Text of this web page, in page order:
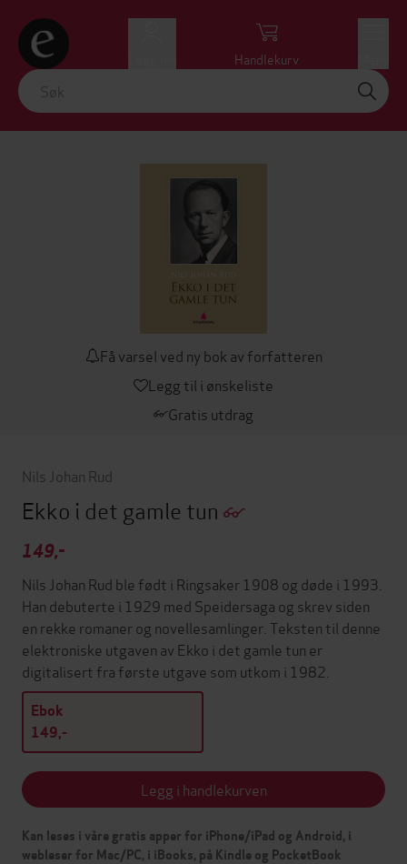
Handlekurv
Få varsel ved ny bok av forfatteren
Legg til i ønskeliste
Gratis utdrag
Nils Johan Rud
Ekko i det gamle tun
149,-
Nils Johan Rud ble født i Ringsaker 1908 og døde i 1993.
Han debuterte i 1929 med Speidersaga og skrev siden
en rekke romaner og novellesamlinger. Teksten til denne
elektroniske utgaven av Ekko i det gamle tun er
digitalisert fra første utgave som utkom i 1982.
Ebok
149,-
Legg i handlekurven
Kan leses i våre gratis apper for iPhone/iPad og Android, i
webleser for Mac/PC, i iBooks, på Kindle og PocketBook